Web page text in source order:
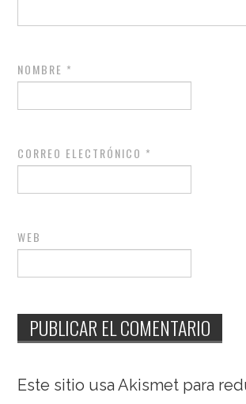
NOMBRE *
CORREO ELECTRÓNICO *
WEB
Este sitio usa Akismet para